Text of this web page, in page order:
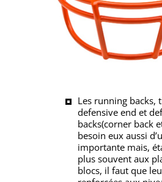
Les running backs,
defensive end et
backs(corner back
besoin eux aussi
importante mais,
plus souvent aux
blocs, il faut que